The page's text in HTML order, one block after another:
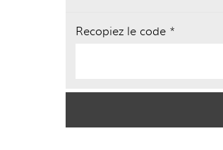
Recopiez le code *